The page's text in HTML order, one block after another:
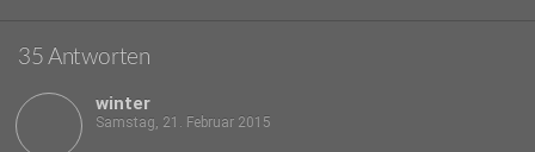
35 Antworten
winter
Samstag, 21. Februar 2015